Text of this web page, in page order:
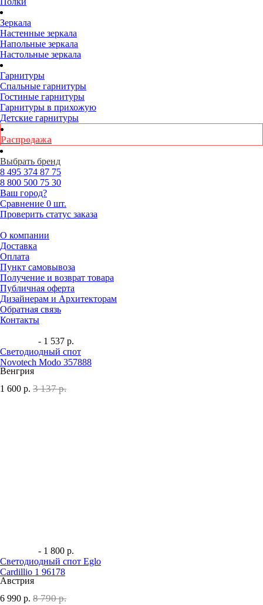
Зеркала
Настенные зеркала
Напольные зеркала
Настольные зеркала
Гарнитуры
Спальные гарнитуры
Гостиные гарнитуры
Гарнитуры в прихожую
Детские гарнитуры
Распродажа
Выбрать бренд
8 495 374 87 75
8 800 500 75 30
Ваш город?
Сравнение 0 шт.
Проверить статус заказа
О компании
Доставка
Оплата
Пункт самовывоза
Получение и возврат товара
Публичная оферта
Дизайнерам и Архитекторам
Обратная связь
Контакты
- 1 537 р.
Светодиодный спот
Novotech Modo 357888
Венгрия
1 600 р. 3 137 р.
- 1 800 р.
Светодиодный спот Eglo
Cardillio 1 96178
Австрия
6 990 р. 8 790 р.